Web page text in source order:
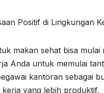
Positif di Lingkungan
makan sehat bisa
Anda untuk memulai
kantoran sebagai
yang lebih produktif.